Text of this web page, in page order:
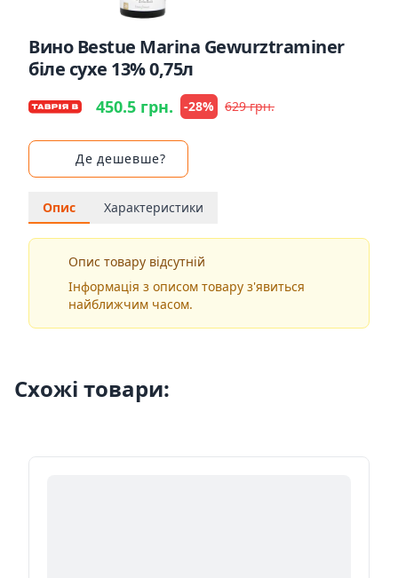
Вино Bestue Marina Gewurztraminer
біле сухе 13% 0,75л
450.5 грн. -28% 629 грн.
Де дешевше?
Опис Характеристики
Опис товару відсутній
Інформація з описом товару з'явиться
найближчим часом.
Схожі товари: